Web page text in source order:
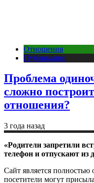
Отношения
Публикации
Проблема
сложно
отношения?
3 года назад
«Родители запретили
телефон и отпускают из
Сайт является полностью
посетители могут